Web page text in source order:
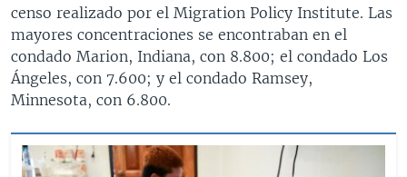
censo realizado por el Migration Policy Institute. Las
mayores concentraciones se encontraban en el
condado Marion, Indiana, con 8.800; el condado Los
Ángeles, con 7.600; y el condado Ramsey,
Minnesota, con 6.800.